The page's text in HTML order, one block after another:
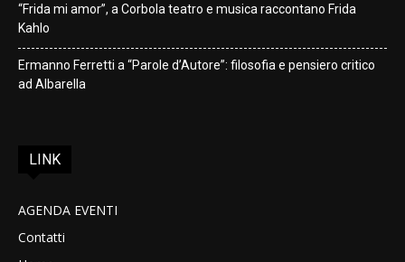
“Frida mi amor”, a Corbola teatro e musica raccontano Frida
Kahlo
Ermanno Ferretti a “Parole d’Autore”: filosofia e pensiero critico
ad Albarella
LINK
AGENDA EVENTI
Contatti